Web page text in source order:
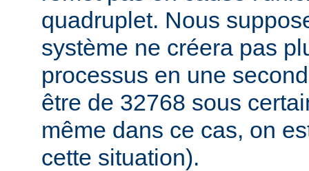
quadruplet. Nous
système ne créera pas
processus en une
être de 32768 sous
même dans ce cas, on
cette situation).